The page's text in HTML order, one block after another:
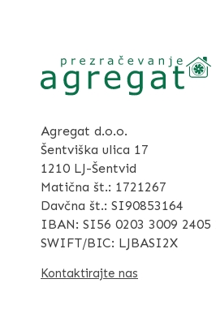
Agregat d.o.o.
Šentviška ulica 17
1210 LJ-Šentvid
Matična št.: 1721267
Davčna št.: SI90853164
IBAN: SI56 0203 3009 2405
SWIFT/BIC: LJBASI2X
Kontaktirajte nas